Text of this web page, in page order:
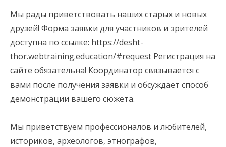
Мы рады приветствовать наших старых и новых
друзей! Форма заявки для участников и зрителей
доступна по ссылке: https://desht-
thor.webtraining.education/#request Регистрация на
сайте обязательна! Координатор связывается с
вами после получения заявки и обсуждает способ
демонстрации вашего сюжета.
Мы приветствуем профессионалов и любителей,
историков, археологов, этнографов,